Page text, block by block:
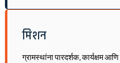
मिशन
ग्रामस्थांना पारदर्शक, कार्यक्षम